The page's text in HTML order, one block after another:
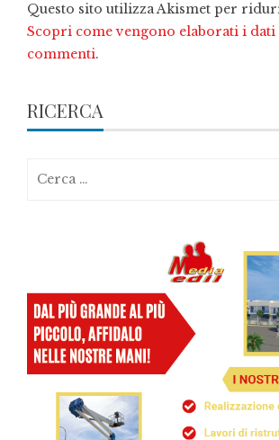
Questo sito utilizza Akismet per
Scopri come vengono elaborati i
commenti.
RICERCA